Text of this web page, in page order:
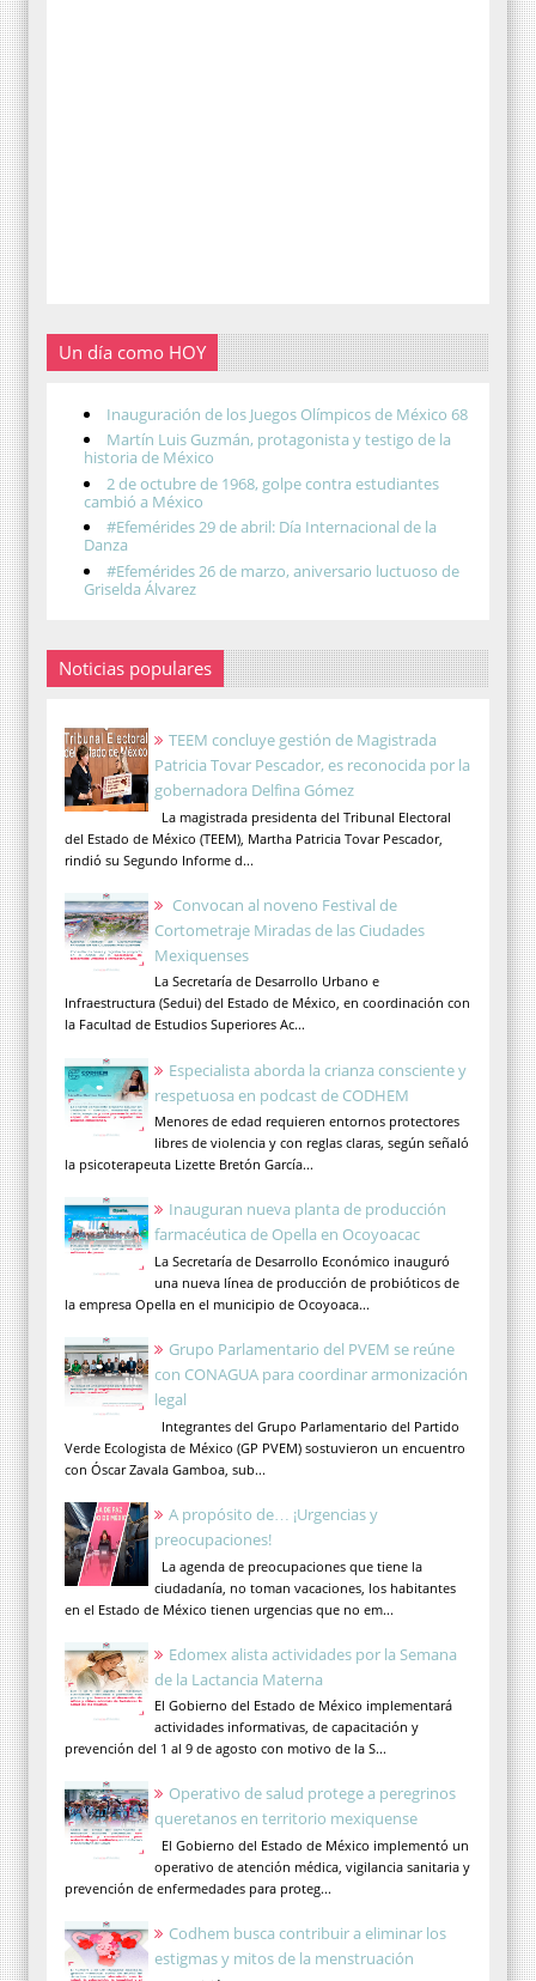
Un día como HOY
Inauguración de los Juegos Olímpicos de México 68
Martín Luis Guzmán, protagonista y testigo de la
historia de México
2 de octubre de 1968, golpe contra estudiantes
cambió a México
#Efemérides 29 de abril: Día Internacional de la
Danza
#Efemérides 26 de marzo, aniversario luctuoso de
Griselda Álvarez
Noticias populares
TEEM concluye gestión de Magistrada
Patricia Tovar Pescador, es reconocida por la
gobernadora Delfina Gómez
La magistrada presidenta del Tribunal Electoral
del Estado de México (TEEM), Martha Patricia Tovar Pescador,
rindió su Segundo Informe d...
Convocan al noveno Festival de
Cortometraje Miradas de las Ciudades
Mexiquenses
La Secretaría de Desarrollo Urbano e
Infraestructura (Sedui) del Estado de México, en coordinación con
la Facultad de Estudios Superiores Ac...
Especialista aborda la crianza consciente y
respetuosa en podcast de CODHEM
Menores de edad requieren entornos protectores
libres de violencia y con reglas claras, según señaló
la psicoterapeuta Lizette Bretón García...
Inauguran nueva planta de producción
farmacéutica de Opella en Ocoyoacac
La Secretaría de Desarrollo Económico inauguró
una nueva línea de producción de probióticos de
la empresa Opella en el municipio de Ocoyoaca...
Grupo Parlamentario del PVEM se reúne
con CONAGUA para coordinar armonización
legal
Integrantes del Grupo Parlamentario del Partido
Verde Ecologista de México (GP PVEM) sostuvieron un encuentro
con Óscar Zavala Gamboa, sub...
A propósito de… ¡Urgencias y
preocupaciones!
La agenda de preocupaciones que tiene la
ciudadanía, no toman vacaciones, los habitantes
en el Estado de México tienen urgencias que no em...
Edomex alista actividades por la Semana
de la Lactancia Materna
El Gobierno del Estado de México implementará
actividades informativas, de capacitación y
prevención del 1 al 9 de agosto con motivo de la S...
Operativo de salud protege a peregrinos
queretanos en territorio mexiquense
El Gobierno del Estado de México implementó un
operativo de atención médica, vigilancia sanitaria y
prevención de enfermedades para proteg...
Codhem busca contribuir a eliminar los
estigmas y mitos de la menstruación